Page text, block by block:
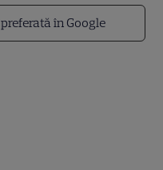
în Google